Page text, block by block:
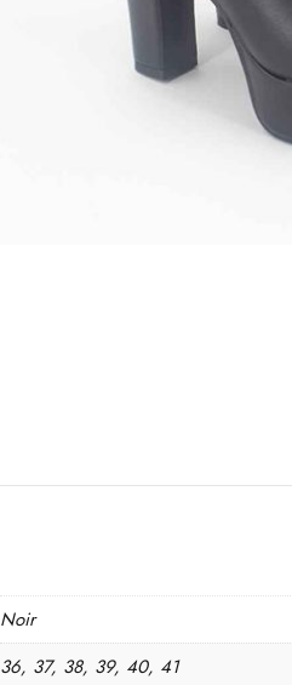
Noir
36, 37, 38, 39, 40, 41